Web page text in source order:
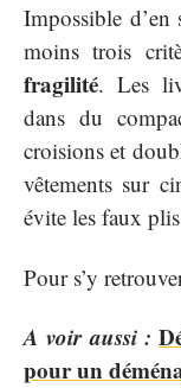
Impossible
moins trois
fragilité. Les
dans du
croisions et
vêtements sur
évite les faux
Pour s’y
A voir aussi :
pour un